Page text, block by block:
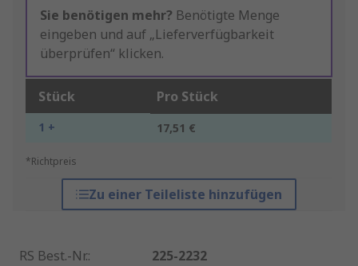
Sie benötigen mehr? Benötigte Menge
eingeben und auf „Lieferverfügbarkeit
überprüfen“ klicken.
Stück Pro Stück
1 + 17,51 €
*Richtpreis
Zu einer Teileliste hinzufügen
RS Best.-Nr.:
225-2232